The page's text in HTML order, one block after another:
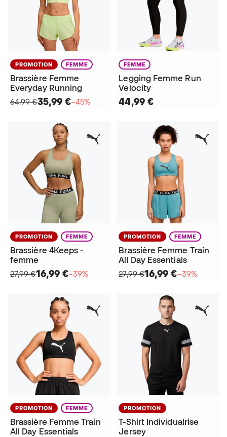
PROMOTION FEMME
Brassière Femme
Everyday Running
64,99 €35,99 €−45%
FEMME
Legging Femme Run
Velocity
44,99 €
PROMOTION FEMME
Brassière 4Keeps -
femme
27,99 €16,99 €−39%
PROMOTION FEMME
Brassière Femme Train
All Day Essentials
27,99 €16,99 €−39%
PROMOTION FEMME
Brassière Femme Train
All Day Essentials
PROMOTION
T-Shirt Individualrise
Jersey